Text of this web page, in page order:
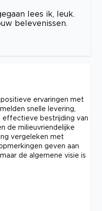
lees ik, leuk.
belevenissen.
ervaringen met
snelle levering,
effectieve bestrijding van
de milieuvriendelijke
vergeleken met
geven aan
de algemene visie is